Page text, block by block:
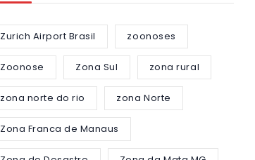
Zurich Airport Brasil zoonoses
Zoonose Zona Sul zona rural
zona norte do rio zona Norte
Zona Franca de Manaus